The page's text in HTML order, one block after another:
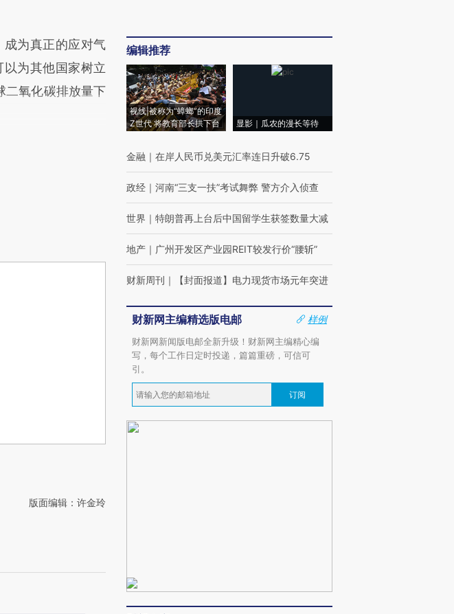
为真正的应对气
为其他国家树立
二氧化碳排放量下
版面编辑：许金玲
编辑推荐
视线|被称为“蟑螂”的印度
Z世代 将教育部长拱下台
显影｜瓜农的漫长等待
金融 ｜ 在岸人民币兑美元汇率连日升破6.75
政经 ｜ 河南“三支一扶”考试舞弊 警方介入侦查
世界 ｜ 特朗普再上台后中国留学生获签数量大减
地产 ｜ 广州开发区产业园REIT较发行价“腰斩”
财新周刊 ｜ 【封面报道】电力现货市场元年突进
财新网主编精选版电邮
样例
财新网新闻版电邮全新升级！财新网主编精心编
写，每个工作日定时投递，篇篇重磅，可信可
引。
订阅